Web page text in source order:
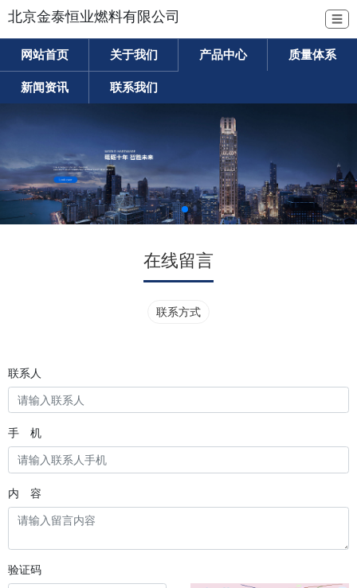
北京金泰恒业燃料有限公司 ☰
网站首页 关于我们 产品中心 质量体系
新闻资讯 联系我们
在线留言
联系方式
联系人
手 机
内 容
验证码